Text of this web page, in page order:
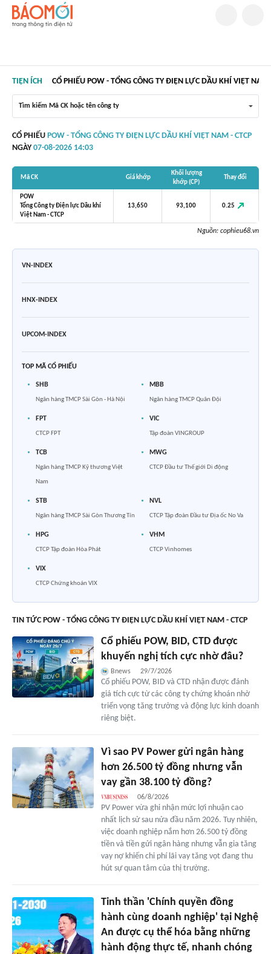
TIỆN ÍCH CỔ PHIẾU POW - TỔNG CÔNG TY ĐIỆN LỰC DẦU KHÍ VIỆT NAM
Tìm kiếm Mã CK hoặc tên công ty
CỔ PHIẾU POW - TỔNG CÔNG TY ĐIỆN LỰC DẦU KHÍ VIỆT NAM - CTCP
NGÀY 07-08-2026 14:03
Mã CK Giá khớp
Khối lượng
khớp (CP)
Thay đổi
POW
Tổng Công ty Điện lực Dầu khí
Việt Nam - CTCP
13,650 93,100 0.25
Nguồn: cophieu68.vn
VN-INDEX
HNX-INDEX
UPCOM-INDEX
TOP MÃ CỔ PHIẾU
SHB
Ngân hàng TMCP Sài Gòn - Hà Nội
MBB
Ngân hàng TMCP Quân Đội
FPT
CTCP FPT
VIC
Tập đoàn VINGROUP
TCB
Ngân hàng TMCP Kỹ thương Việt
Nam
MWG
CTCP Đầu tư Thế giới Di động
STB
Ngân hàng TMCP Sài Gòn Thương Tín
NVL
CTCP Tập đoàn Đầu tư Địa ốc No Va
HPG
CTCP Tập đoàn Hòa Phát
VHM
CTCP Vinhomes
VIX
CTCP Chứng khoán VIX
TIN TỨC POW - TỔNG CÔNG TY ĐIỆN LỰC DẦU KHÍ VIỆT NAM - CTCP
Cổ phiếu POW, BID, CTD được
khuyến nghị tích cực nhờ đâu?
Bnews 29/7/2026
Cổ phiếu POW, BID và CTD nhận được đánh
giá tích cực từ các công ty chứng khoán nhờ
triển vọng tăng trưởng và động lực kinh doanh
riêng biệt.
Vì sao PV Power gửi ngân hàng
hơn 26.500 tỷ đồng nhưng vẫn
vay gần 38.100 tỷ đồng?
06/8/2026
PV Power vừa ghi nhận mức lợi nhuận cao
nhất lịch sử sau nửa đầu năm 2026. Tuy nhiên,
việc doanh nghiệp nắm hơn 26.500 tỷ đồng
tiền và tiền gửi ngân hàng nhưng vẫn gia tăng
vay nợ khiến chi phí lãi vay tăng vọt đang thu
hút sự quan tâm của thị trường.
Tinh thần 'Chính quyền đồng
hành cùng doanh nghiệp' tại Nghệ
An được cụ thể hóa bằng những
hành động thực tế, nhanh chóng